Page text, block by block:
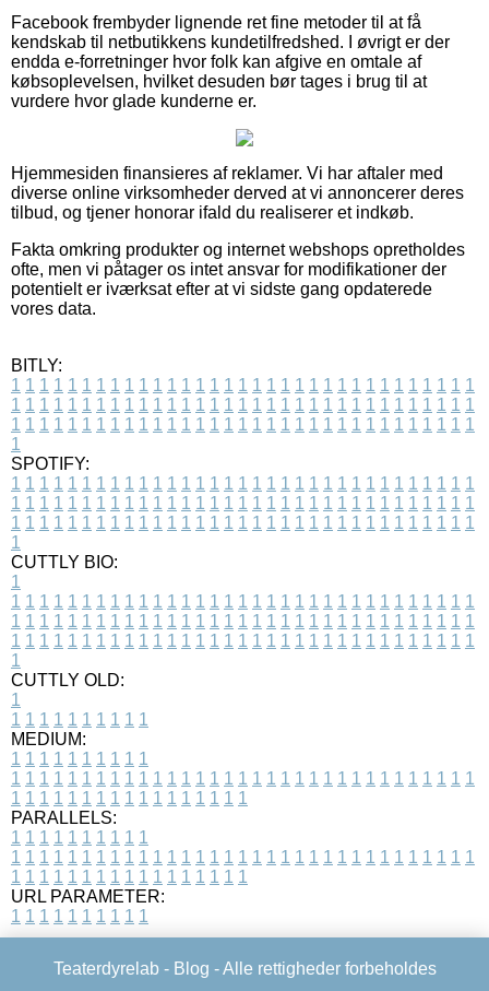
Facebook frembyder lignende ret fine metoder til at få
kendskab til netbutikkens kundetilfredshed. I øvrigt er der
endda e-forretninger hvor folk kan afgive en omtale af
købsoplevelsen, hvilket desuden bør tages i brug til at
vurdere hvor glade kunderne er.
Hjemmesiden finansieres af reklamer. Vi har aftaler med
diverse online virksomheder derved at vi annoncerer deres
tilbud, og tjener honorar ifald du realiserer et indkøb.
Fakta omkring produkter og internet webshops opretholdes
ofte, men vi påtager os intet ansvar for modifikationer der
potentielt er iværksat efter at vi sidste gang opdaterede
vores data.
BITLY:
1 1 1 1 1 1 1 1 1 1 1 1 1 1 1 1 1 1 1 1 1 1 1 1 1 1 1 1 1 1 1 1 1
1 1 1 1 1 1 1 1 1 1 1 1 1 1 1 1 1 1 1 1 1 1 1 1 1 1 1 1 1 1 1 1 1
1 1 1 1 1 1 1 1 1 1 1 1 1 1 1 1 1 1 1 1 1 1 1 1 1 1 1 1 1 1 1 1 1
1
SPOTIFY:
1 1 1 1 1 1 1 1 1 1 1 1 1 1 1 1 1 1 1 1 1 1 1 1 1 1 1 1 1 1 1 1 1
1 1 1 1 1 1 1 1 1 1 1 1 1 1 1 1 1 1 1 1 1 1 1 1 1 1 1 1 1 1 1 1 1
1 1 1 1 1 1 1 1 1 1 1 1 1 1 1 1 1 1 1 1 1 1 1 1 1 1 1 1 1 1 1 1 1
1
CUTTLY BIO:
1
1 1 1 1 1 1 1 1 1 1 1 1 1 1 1 1 1 1 1 1 1 1 1 1 1 1 1 1 1 1 1 1 1
1 1 1 1 1 1 1 1 1 1 1 1 1 1 1 1 1 1 1 1 1 1 1 1 1 1 1 1 1 1 1 1 1
1 1 1 1 1 1 1 1 1 1 1 1 1 1 1 1 1 1 1 1 1 1 1 1 1 1 1 1 1 1 1 1 1
1
CUTTLY OLD:
1
1 1 1 1 1 1 1 1 1 1
MEDIUM:
1 1 1 1 1 1 1 1 1 1
1 1 1 1 1 1 1 1 1 1 1 1 1 1 1 1 1 1 1 1 1 1 1 1 1 1 1 1 1 1 1 1 1
1 1 1 1 1 1 1 1 1 1 1 1 1 1 1 1 1
PARALLELS:
1 1 1 1 1 1 1 1 1 1
1 1 1 1 1 1 1 1 1 1 1 1 1 1 1 1 1 1 1 1 1 1 1 1 1 1 1 1 1 1 1 1 1
1 1 1 1 1 1 1 1 1 1 1 1 1 1 1 1 1
URL PARAMETER:
1 1 1 1 1 1 1 1 1 1
Teaterdyrelab - Blog - Alle rettigheder forbeholdes